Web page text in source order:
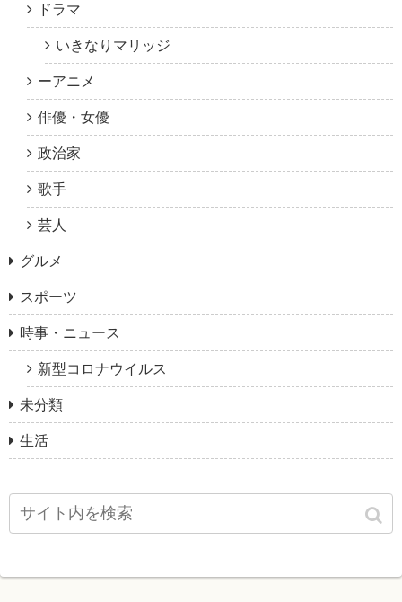
ドラマ
いきなりマリッジ
ーアニメ
俳優・女優
政治家
歌手
芸人
グルメ
スポーツ
時事・ニュース
新型コロナウイルス
未分類
生活